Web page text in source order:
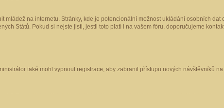
na internetu. Stránky, kde je potencionální možnost ukládání osobních dat
Států. Pokud si nejste jisti, jestli toto platí i na vašem fóru, doporučujeme
také mohl vypnout registrace, aby zabranil přístupu nových návštěvníků